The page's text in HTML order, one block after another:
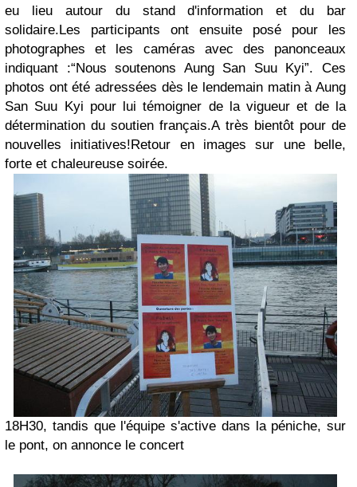
eu lieu autour du stand d'information et du bar
solidaire.Les participants ont ensuite posé pour les
photographes et les caméras avec des panonceaux
indiquant :“Nous soutenons Aung San Suu Kyi”. Ces
photos ont été adressées dès le lendemain matin à Aung
San Suu Kyi pour lui témoigner de la vigueur et de la
détermination du soutien français.A très bientôt pour de
nouvelles initiatives!Retour en images sur une belle,
forte et chaleureuse soirée.
18H30, tandis que l'équipe s'active dans la péniche, sur
le pont, on annonce le concert